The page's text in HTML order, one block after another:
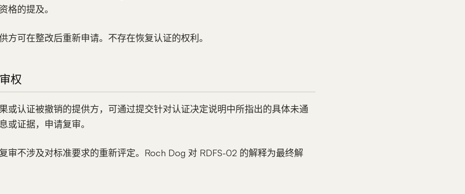
格的提及。
方可在整改后重新申请。不存在恢复认证的权利。
权
或认证被撤销的提供方，可通过提交针对认证决定说明中所指出的具体未通
或证据，申请复审。
审不涉及对标准要求的重新评定。Roch Dog 对 RDFS-02 的解释为最终解